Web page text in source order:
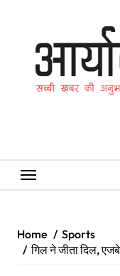
Home
Sports
गिल ने जीता दिल,